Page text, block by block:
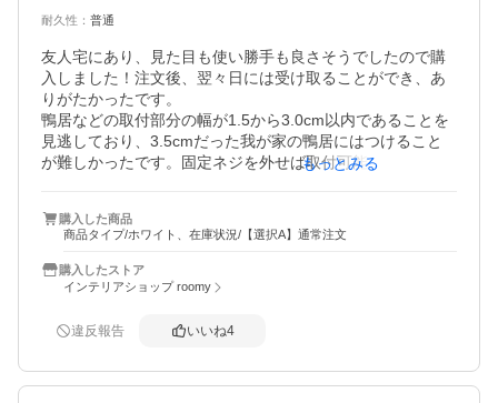
耐久性 ： 普通
友人宅にあり、見た目も使い勝手も良さそうでしたので購
入しました！注文後、翌々日には受け取ることができ、あ
りがたかったです。
鴨居などの取付部分の幅が1.5から3.0cm以内であることを
見逃しており、3.5cmだった我が家の鴨居にはつけること
が難しかったです。固定ネジを外せば取付可能だったの
幅にしか付けられないことをお確かめください。
もっと取付幅が調整可能であれば満点の商品だと思いま
す。
もっとみる
購入した商品
商品タイプ/ホワイト、在庫状況/【選択A】通常注文
購入したストア
インテリアショップ roomy
違反報告 いいね4